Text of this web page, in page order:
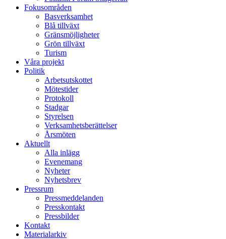
Fokusområden
Basverksamhet
Blå tillväxt
Gränsmöjligheter
Grön tillväxt
Turism
Våra projekt
Politik
Arbetsutskottet
Mötestider
Protokoll
Stadgar
Styrelsen
Verksamhetsberättelser
Årsmöten
Aktuellt
Alla inlägg
Evenemang
Nyheter
Nyhetsbrev
Pressrum
Pressmeddelanden
Presskontakt
Pressbilder
Kontakt
Materialarkiv